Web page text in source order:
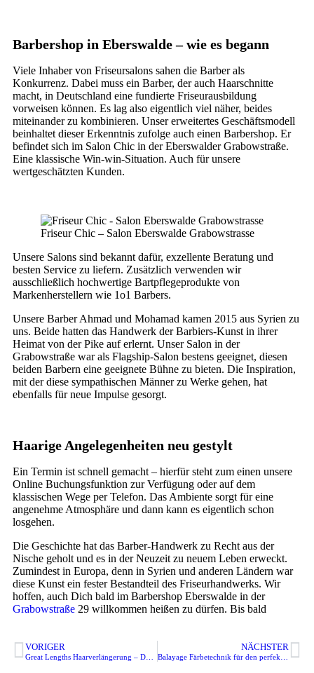
Barbershop in Eberswalde – wie es begann
Viele Inhaber von Friseursalons sahen die Barber als
Konkurrenz. Dabei muss ein Barber, der auch Haarschnitte
macht, in Deutschland eine fundierte Friseurausbildung
vorweisen können. Es lag also eigentlich viel näher, beides
miteinander zu kombinieren. Unser erweitertes Geschäftsmodell
beinhaltet dieser Erkenntnis zufolge auch einen Barbershop. Er
befindet sich im Salon Chic in der Eberswalder Grabowstraße.
Eine klassische Win-win-Situation. Auch für unsere
wertgeschätzten Kunden.
Friseur Chic – Salon Eberswalde Grabowstrasse
Unsere Salons sind bekannt dafür, exzellente Beratung und
besten Service zu liefern. Zusätzlich verwenden wir
ausschließlich hochwertige Bartpflegeprodukte von
Markenherstellern wie 1o1 Barbers.
Unsere Barber Ahmad und Mohamad kamen 2015 aus Syrien zu
uns. Beide hatten das Handwerk der Barbiers-Kunst in ihrer
Heimat von der Pike auf erlernt. Unser Salon in der
Grabowstraße war als Flagship-Salon bestens geeignet, diesen
beiden Barbern eine geeignete Bühne zu bieten. Die Inspiration,
mit der diese sympathischen Männer zu Werke gehen, hat
ebenfalls für neue Impulse gesorgt.
Haarige Angelegenheiten neu gestylt
Ein Termin ist schnell gemacht – hierfür steht zum einen unsere
Online Buchungsfunktion zur Verfügung oder auf dem
klassischen Wege per Telefon. Das Ambiente sorgt für eine
angenehme Atmosphäre und dann kann es eigentlich schon
losgehen.
Die Geschichte hat das Barber-Handwerk zu Recht aus der
Nische geholt und es in der Neuzeit zu neuem Leben erweckt.
Zumindest in Europa, denn in Syrien und anderen Ländern war
diese Kunst ein fester Bestandteil des Friseurhandwerks. Wir
hoffen, auch Dich bald im Barbershop Eberswalde in der
Grabowstraße 29 willkommen heißen zu dürfen. Bis bald
VORIGER NÄCHSTER